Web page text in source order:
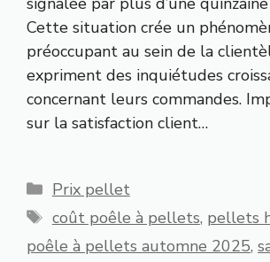
Cette situation crée un
préoccupant au sein de la
expriment des inquiétudes
concernant leurs commandes.
sur la satisfaction client…
Catégories
Prix pellet
Étiquettes
coût poêle à pellets, pellets
poêle à pellets automne 2025,